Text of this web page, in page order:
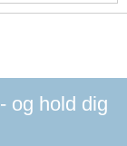
og hold dig